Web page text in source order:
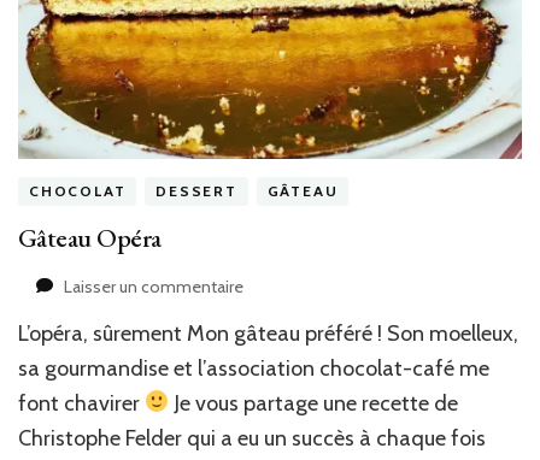
CHOCOLAT DESSERT GÂTEAU
Gâteau Opéra
Laisser un commentairesur
Opéra
L’opéra, sûrement Mon gâteau préféré ! Son moelleux,
sa gourmandise et l’association chocolat-café me
font chavirer
Je vous partage une recette de
Christophe Felder qui a eu un succès à chaque fois